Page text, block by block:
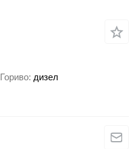
Гориво дизел